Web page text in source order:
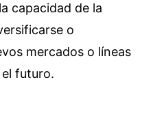
capacidad de la
o
mercados o líneas
futuro.